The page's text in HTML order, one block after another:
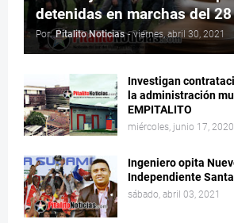
detenidas en marchas del
Por: Pitalito Noticias - viernes, abril 30, 2021
Investigan
la administración
EMPITALITO
miércoles, junio 17, 2020
Ingeniero opita
Independiente
sábado, abril 03, 2021